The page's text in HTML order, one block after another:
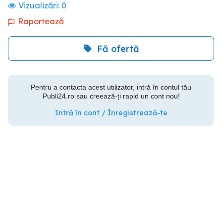
Vizualizări: 0
Raportează
Fă ofertă
Pentru a contacta acest utilizator, intră în contul tău
Publi24.ro sau creează-ți rapid un cont nou!
Intră în cont / Înregistrează-te